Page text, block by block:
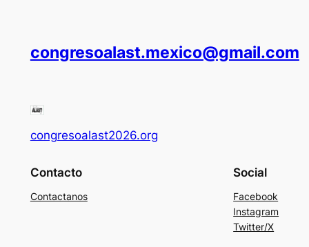
congresoalast.mexico@gmail.com
congresoalast2026.org
Contacto
Contactanos
Social
Facebook
Instagram
Twitter/X